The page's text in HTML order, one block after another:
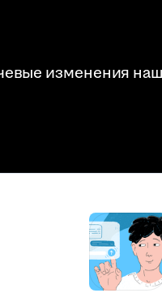
изменения